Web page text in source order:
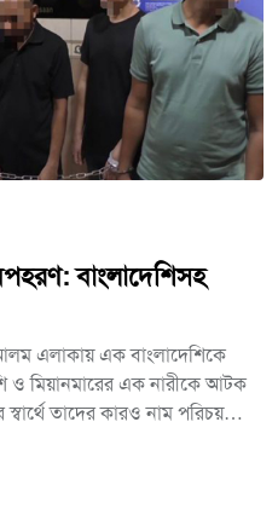
বাংলাদেশিসহ
এলাকায় এক বাংলাদেশিকে
ও মিয়ানমারের এক নারীকে আটক
তাদের কারও নাম পরিচয়
সহকারী কমিশনার রজলাম আব
ওই বাংলাদেশির বাবা